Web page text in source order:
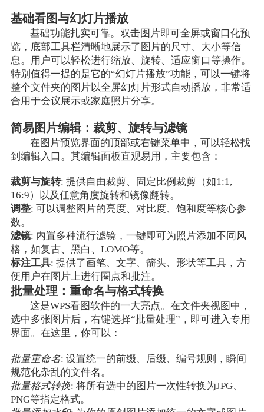
基础看图与幻灯片播放
基础功能扎实可靠。双击图片即可全屏或窗口化预
览，底部工具栏清晰地展示了图片的尺寸、大小等信
息。用户可以轻松进行缩放、旋转、适应窗口等操作。
特别值得一提的是它的“幻灯片播放”功能，可以一键将
整个文件夹的图片以全屏幻灯片形式自动播放，非常适
合用于会议展示或家庭照片分享。
简易图片编辑：裁剪、旋转与滤镜
在图片预览界面的顶部或右键菜单中，可以轻松找
到编辑入口。其编辑面板直观易用，主要包含：
裁剪与旋转: 提供自由裁剪、固定比例裁剪（如1:1,
16:9）以及任意角度旋转和镜像翻转。
调整: 可以调整图片的亮度、对比度、饱和度等核心参
数。
滤镜: 内置多种流行滤镜，一键即可为照片添加不同风
格，如复古、黑白、LOMO等。
标注工具: 提供了画笔、文字、箭头、形状等工具，方
便用户在图片上进行圈点和批注。
批量处理：重命名与格式转换
这是WPS看图软件的一大亮点。在文件夹视图中，
选中多张图片后，右键选择“批量处理”，即可进入专用
界面。在这里，你可以：
批量重命名: 设置统一的前缀、后缀、编号规则，瞬间
规范化杂乱的文件名。
批量格式转换: 将所有选中的图片一次性转换为JPG、
PNG等指定格式。